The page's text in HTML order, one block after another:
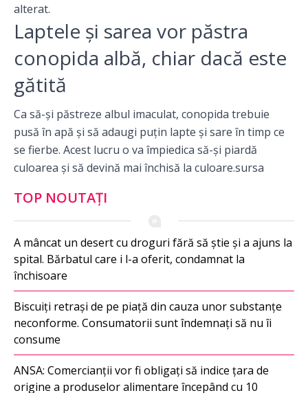
alterat.
Laptele şi sarea vor păstra
conopida albă, chiar dacă este
gătită
Ca să-şi păstreze albul imaculat, conopida trebuie
pusă în apă şi să adaugi puţin lapte şi sare în timp ce
se fierbe. Acest lucru o va împiedica să-şi piardă
culoarea şi să devină mai închisă la culoare.sursa
TOP NOUTAȚI
A mâncat un desert cu droguri fără să știe și a ajuns la
spital. Bărbatul care i l-a oferit, condamnat la
închisoare
Biscuiți retrași de pe piață din cauza unor substanțe
neconforme. Consumatorii sunt îndemnați să nu îi
consume
ANSA: Comercianții vor fi obligați să indice țara de
origine a produselor alimentare începând cu 10